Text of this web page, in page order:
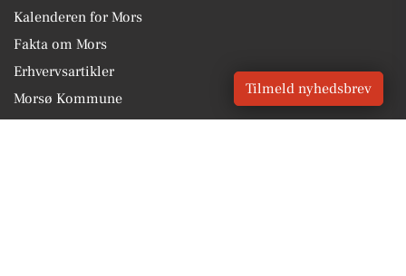
Kalenderen for Mors
Fakta om Mors
Erhvervsartikler
Morsø Kommune
Få en gratis salgsvurdering
Tilmeld nyhedsbrev